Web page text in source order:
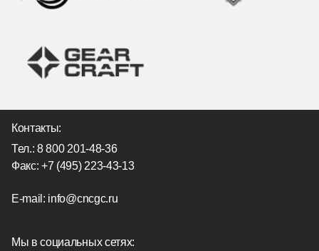
Контакты:
Тел.:8 800 201-48-36
Факс: +7 (495) 223-43-13
E-mail: info@cncgc.ru
Мы в социальных сетях: